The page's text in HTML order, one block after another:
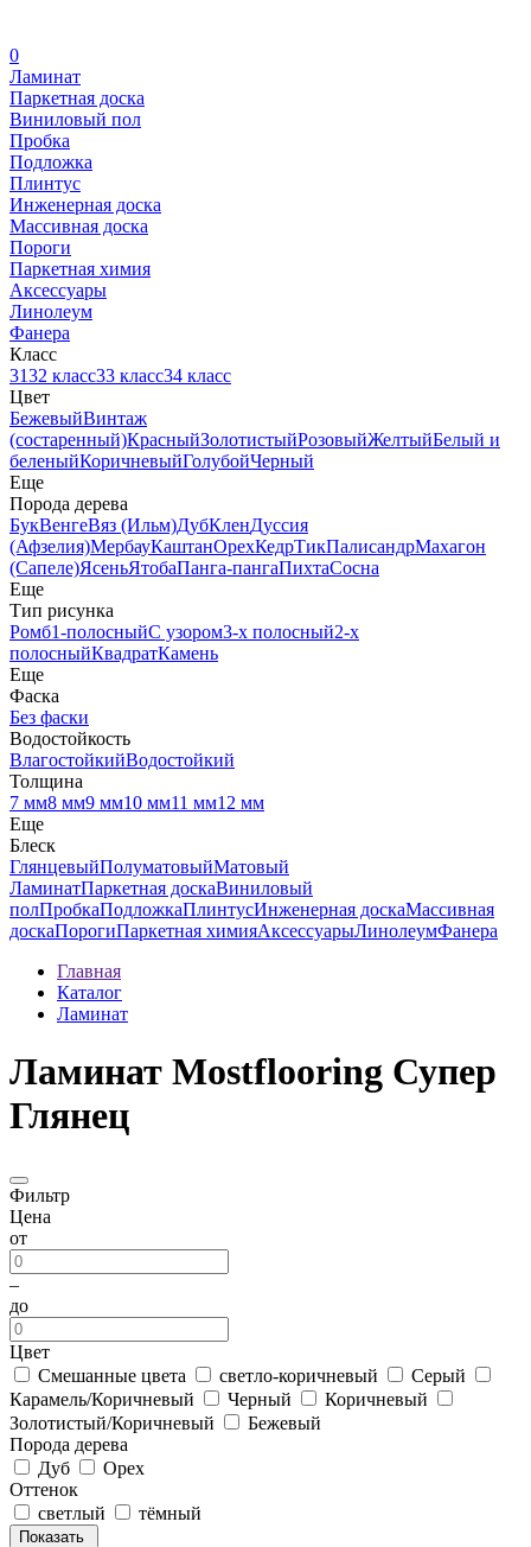
0
Ламинат
Паркетная доска
Виниловый пол
Пробка
Подложка
Плинтус
Инженерная доска
Массивная доска
Пороги
Паркетная химия
Аксессуары
Линолеум
Фанера
Класс
3132 класс33 класс34 класс
Цвет
БежевыйВинтаж
(состаренный)КрасныйЗолотистыйРозовыйЖелтыйБелый и
беленыйКоричневыйГолубойЧерный
Еще
Порода дерева
БукВенгеВяз (Ильм)ДубКленДуссия
(Афзелия)МербауКаштанОрехКедрТикПалисандрМахагон
(Сапеле)ЯсеньЯтобаПанга-пангаПихтаСосна
Еще
Тип рисунка
Ромб1-полосныйС узором3-х полосный2-х
полосныйКвадратКамень
Еще
Фаска
Без фаски
Водостойкость
ВлагостойкийВодостойкий
Толщина
7 мм8 мм9 мм10 мм11 мм12 мм
Еще
Блеск
ГлянцевыйПолуматовыйМатовый
ЛаминатПаркетная доскаВиниловый
полПробкаПодложкаПлинтусИнженерная доскаМассивная
доскаПорогиПаркетная химияАксессуарыЛинолеумФанера
Главная
Каталог
Ламинат
Ламинат Mostflooring Супер
Глянец
Фильтр
Цена
от
–
до
Цвет
Смешанные цвета
светло-коричневый
Серый
Карамель/Коричневый
Черный
Коричневый
Золотистый/Коричневый
Бежевый
Порода дерева
Дуб
Орех
Оттенок
светлый
тёмный
Показать